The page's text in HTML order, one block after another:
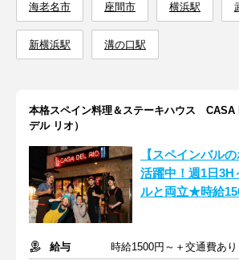
海老名市 座間市 横浜駅
新横浜駅 溝の口駅
本格スペイン料理＆ステーキハウス CASA
デル リオ）
【スペインバル
活躍中！週1日
ルと両立★時給
給与
時給1500円～＋交通費あり